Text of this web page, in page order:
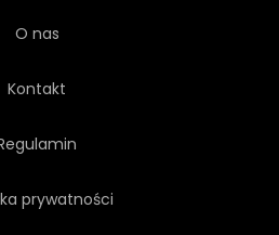
O nas
Kontakt
prywatności